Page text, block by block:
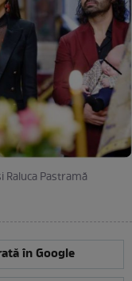
Pastramă
în Google